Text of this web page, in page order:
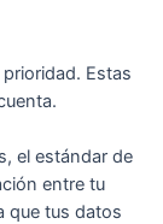
Estas
el estándar de
entre tu
que tus datos